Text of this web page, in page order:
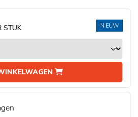
STUK NIEUW